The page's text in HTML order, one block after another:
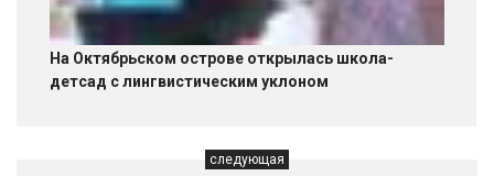
На Октябрьском острове открылась школа-
детсад с лингвистическим уклоном
следующая